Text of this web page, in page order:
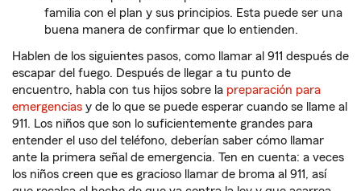
familia con el plan y sus principios. Esta puede ser una
buena manera de confirmar que lo entienden.
Hablen de los siguientes pasos, como llamar al 911 después de
escapar del fuego. Después de llegar a tu punto de
encuentro, habla con tus hijos sobre la preparación para
emergencias y de lo que se puede esperar cuando se llame al
911. Los niños que son lo suficientemente grandes para
entender el uso del teléfono, deberían saber cómo llamar
ante la primera señal de emergencia. Ten en cuenta: a veces
los niños creen que es gracioso llamar de broma al 911, así